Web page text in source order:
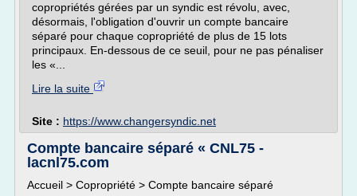
copropriétés gérées par un syndic est révolu, avec,
désormais, l'obligation d'ouvrir un compte bancaire
séparé pour chaque copropriété de plus de 15 lots
principaux. En-dessous de ce seuil, pour ne pas pénaliser
les «...
Lire la suite
Site : https://www.changersyndic.net
Compte bancaire séparé « CNL75 -
lacnl75.com
Accueil > Copropriété > Compte bancaire séparé